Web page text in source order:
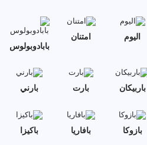
اليوم
امتنان
بابادوبولوس
باربيكان بارت بارني
بازوكا بافاريا باكيزا